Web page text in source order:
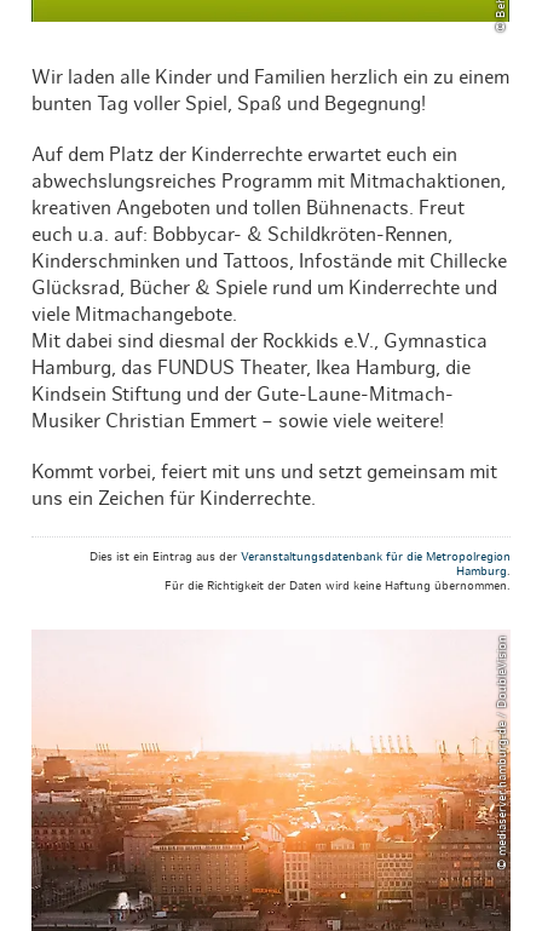
Wir laden alle Kinder und Familien herzlich ein zu einem
bunten Tag voller Spiel, Spaß und Begegnung!
Auf dem Platz der Kinderrechte erwartet euch ein
abwechslungsreiches Programm mit Mitmachaktionen,
kreativen Angeboten und tollen Bühnenacts. Freut
euch u.a. auf: Bobbycar- & Schildkröten-Rennen,
Kinderschminken und Tattoos, Infostände mit Chillecke
Glücksrad, Bücher & Spiele rund um Kinderrechte und
viele Mitmachangebote.
Mit dabei sind diesmal der Rockkids e.V., Gymnastica
Hamburg, das FUNDUS Theater, Ikea Hamburg, die
Kindsein Stiftung und der Gute-Laune-Mitmach-
Musiker Christian Emmert – sowie viele weitere!
Kommt vorbei, feiert mit uns und setzt gemeinsam mit
uns ein Zeichen für Kinderrechte.
Dies ist ein Eintrag aus der Veranstaltungsdatenbank für die Metropolregion
Hamburg.
Für die Richtigkeit der Daten wird keine Haftung übernommen.
© mediaserver.hamburg.de / DoubleVision